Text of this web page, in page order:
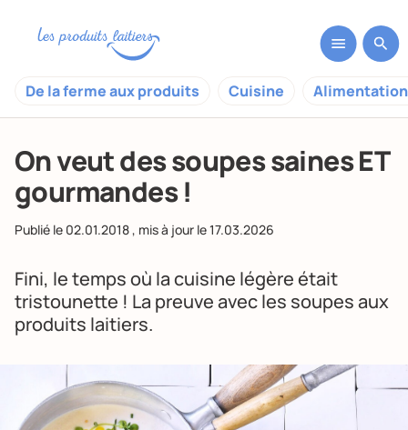
De la ferme aux produits Cuisine
On veut des soupes saines ET
gourmandes !
Publié le 02.01.2018, mis à jour le17.03.2026
Fini, le temps où la cuisine légère était
tristounette ! La preuve avec les soupes aux
produits laitiers.